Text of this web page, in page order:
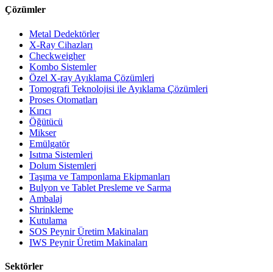
Çözümler
Metal Dedektörler
X-Ray Cihazları
Checkweigher
Kombo Sistemler
Özel X-ray Ayıklama Çözümleri
Tomografi Teknolojisi ile Ayıklama Çözümleri
Proses Otomatları
Kırıcı
Öğütücü
Mikser
Emülgatör
Isıtma Sistemleri
Dolum Sistemleri
Taşıma ve Tamponlama Ekipmanları
Bulyon ve Tablet Presleme ve Sarma
Ambalaj
Shrinkleme
Kutulama
SOS Peynir Üretim Makinaları
IWS Peynir Üretim Makinaları
Sektörler